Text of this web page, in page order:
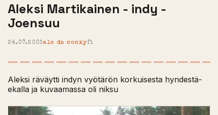
Aleksi Martikainen - indy -
Joensuu
24.07.2003ale da conkyfi
Aleksi räväytti indyn vyötärön korkuisesta hyndestä-
ekalla ja kuvaamassa oli niksu